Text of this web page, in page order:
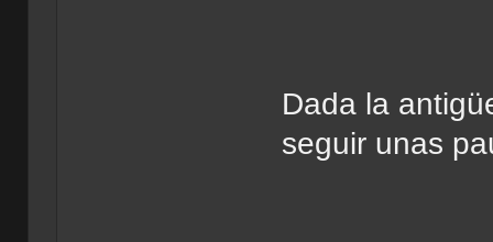
Dada la
seguir unas